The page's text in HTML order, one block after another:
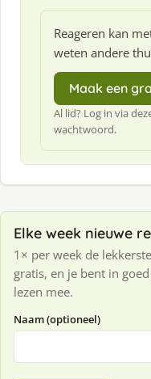
Reageren kan
weten andere
Maak een
Al lid? Log in via
wachtwoord.
Elke week nieuwe
1× per week de
gratis, en je bent in
lezen mee.
Naam (optioneel)